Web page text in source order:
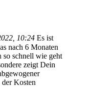
10:24 Es ist
nach 6 Monaten
so schnell wie geht
zeigt Dein
Kosten